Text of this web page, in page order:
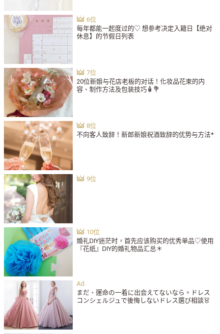
每年都能一起度过的♡ 想参考决定入籍日【绝对
休息】的节假日列表
20位新娘与花店老板的对话！化妆品花束的内
容、制作方法及包装技巧🧴💐
不向客人致辞！新郎新娘祝酒致辞的优势与方法*
婚礼DIY迷茫时，首先应该购买的优秀单品♡使用
『花纸』DIY的婚礼物品汇总＊
まだ、運命の一着に出会えてないなら。ドレス
コンシェルジュで後悔しないドレス選び相談👗